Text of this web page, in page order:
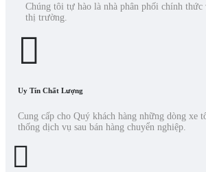
Chúng tôi tự hào là nhà phân phối chính thức
thị trường.
Uy Tín Chất Lượng
Cung cấp cho Quý khách hàng những dòng xe
thống dịch vụ sau bán hàng chuyển nghiệp.